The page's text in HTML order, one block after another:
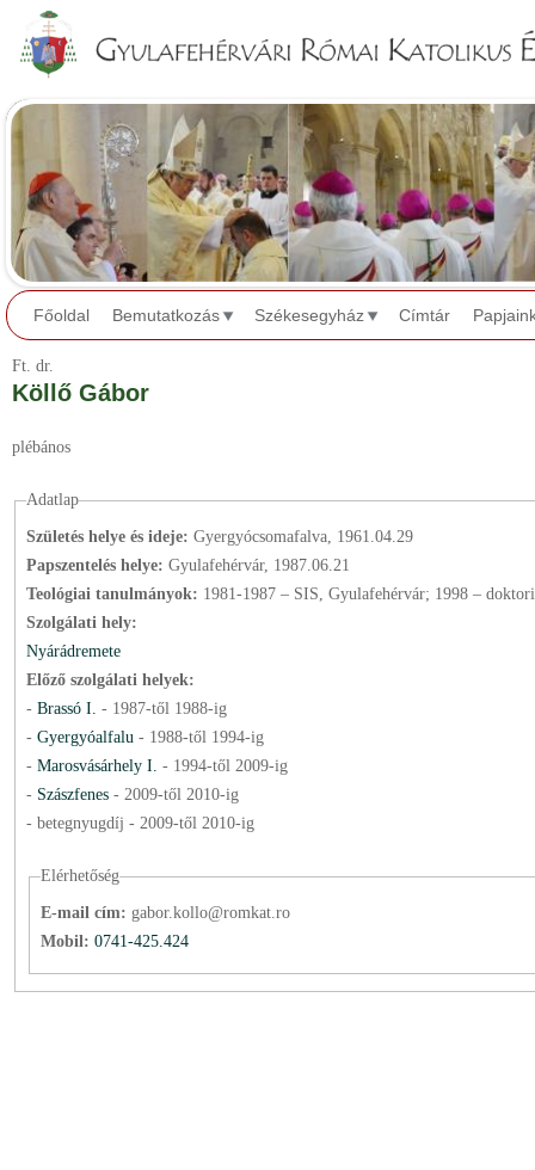
Főoldal Bemutatkozás Székesegyház Címtár
Ft. dr.
Köllő Gábor
plébános
Adatlap
Születés helye és ideje: Gyergyócsomafalva, 1961.04.29
Papszentelés helye: Gyulafehérvár, 1987.06.21
Teológiai tanulmányok: 1981-1987 – SIS, Gyulafehérvár; 1998 –
Szolgálati hely:
Nyárádremete
Előző szolgálati helyek:
- Brassó I. - 1987-től 1988-ig
- Gyergyóalfalu - 1988-től 1994-ig
- Marosvásárhely I. - 1994-től 2009-ig
- Szászfenes - 2009-től 2010-ig
- betegnyugdíj - 2009-től 2010-ig
Elérhetőség
E-mail cím: gabor.kollo@romkat.ro
Mobil: 0741-425.424